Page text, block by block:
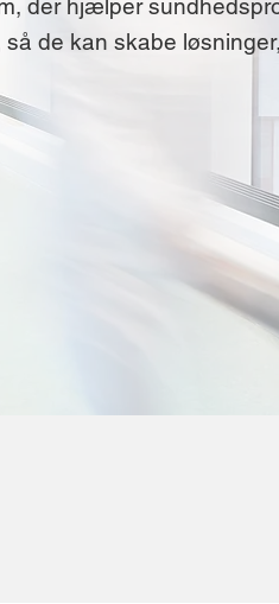
der hjælper
de kan skabe